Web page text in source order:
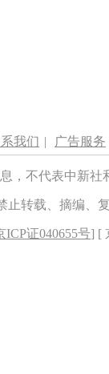
我们 | 广告服务
，不代表中新
止转载、摘编、
ICP证040655号] [